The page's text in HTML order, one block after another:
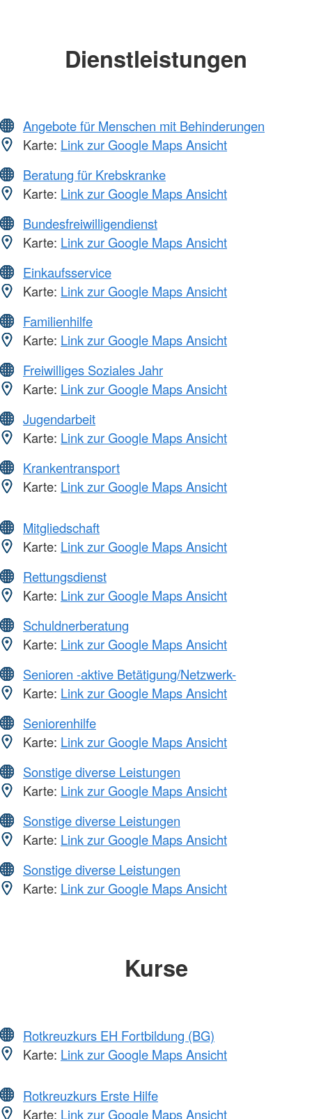
Dienstleistungen
Angebote für Menschen mit Behinderungen
Karte: Link zur Google Maps Ansicht
Beratung für Krebskranke
Karte: Link zur Google Maps Ansicht
Bundesfreiwilligendienst
Karte: Link zur Google Maps Ansicht
Einkaufsservice
Karte: Link zur Google Maps Ansicht
Familienhilfe
Karte: Link zur Google Maps Ansicht
Freiwilliges Soziales Jahr
Karte: Link zur Google Maps Ansicht
Jugendarbeit
Karte: Link zur Google Maps Ansicht
Krankentransport
Karte: Link zur Google Maps Ansicht
Mitgliedschaft
Karte: Link zur Google Maps Ansicht
Rettungsdienst
Karte: Link zur Google Maps Ansicht
Schuldnerberatung
Karte: Link zur Google Maps Ansicht
Senioren -aktive Betätigung/Netzwerk-
Karte: Link zur Google Maps Ansicht
Seniorenhilfe
Karte: Link zur Google Maps Ansicht
Sonstige diverse Leistungen
Karte: Link zur Google Maps Ansicht
Sonstige diverse Leistungen
Karte: Link zur Google Maps Ansicht
Sonstige diverse Leistungen
Karte: Link zur Google Maps Ansicht
Kurse
Rotkreuzkurs EH Fortbildung (BG)
Karte: Link zur Google Maps Ansicht
Rotkreuzkurs Erste Hilfe
Karte: Link zur Google Maps Ansicht